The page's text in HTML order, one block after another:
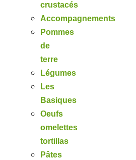
crustacés
Accompagnements
Pommes
de
terre
Légumes
Les
Basiques
Oeufs
omelettes
tortillas
Pâtes